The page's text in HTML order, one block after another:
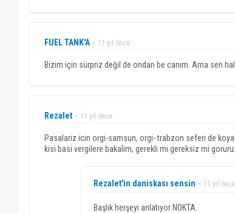
FUEL TANK'A ~ 11 yıl önce
Bizim için sürpriz değil de ondan be canım. Ama sen
Rezalet ~ 11 yıl önce
Pasalariz icin orgi-samsun, orgi- trabzon seferi de
kisi basi vergilere bakalim, gerekli mi gereksiz mi
Rezalet'in daniskası sensin ~ 11 yıl önce
Başlık herşeyi anlatıyor NOKTA.